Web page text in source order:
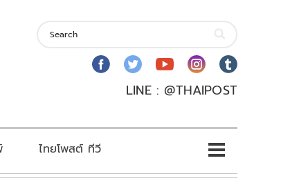
LINE : @THAIPOST
ไทยโพสต์ ทีวี